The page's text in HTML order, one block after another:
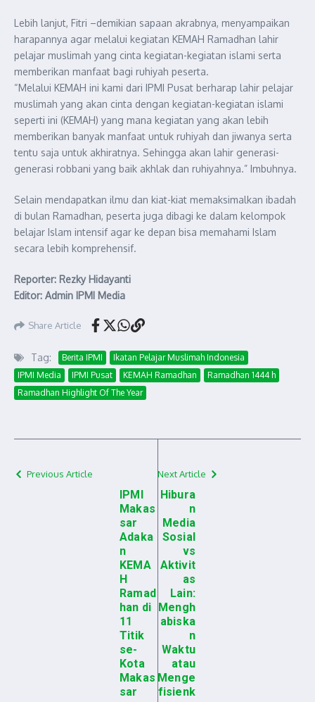
Lebih lanjut, Fitri –demikian sapaan akrabnya, menyampaikan
harapannya agar melalui kegiatan KEMAH Ramadhan lahir
pelajar muslimah yang cinta kegiatan-kegiatan islami serta
memberikan manfaat bagi ruhiyah peserta.
“Melalui KEMAH ini kami dari IPMI Pusat berharap lahir pelajar
muslimah yang akan cinta dengan kegiatan-kegiatan islami
seperti ini (KEMAH) yang mana kegiatan yang akan lebih
memberikan banyak manfaat untuk ruhiyah dan jiwanya serta
tentu saja untuk akhiratnya. Sehingga akan lahir generasi-
generasi robbani yang baik akhlak dan ruhiyahnya.” Imbuhnya.
Selain mendapatkan ilmu dan kiat-kiat memaksimalkan ibadah
di bulan Ramadhan, peserta juga dibagi ke dalam kelompok
belajar Islam intensif agar ke depan bisa memahami Islam
secara lebih komprehensif.
Reporter: Rezky Hidayanti
Editor: Admin IPMI Media
Share Article
Tag: Berita IPMI
Ikatan Pelajar Muslimah Indonesia
IPMI Media
IPMI Pusat KEMAH Ramadhan
Ramadhan 1444 h
Ramadhan Highlight Of The Year
Previous Article
IPMI
Makas
sar
Adaka
n
KEMA
H
Ramad
han di
11
Titik
se-
Kota
Makas
sar
Next Article
Hibura
n
Media
Sosial
vs
Aktivit
as
Lain:
Mengh
abiska
n
Waktu
atau
Menge
fisienk